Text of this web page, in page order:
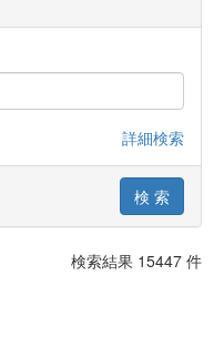
詳細検索
検索結果 15447 件